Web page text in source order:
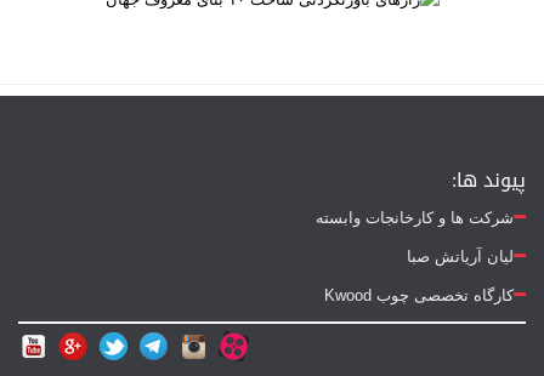
پیوند ها:
شرکت ها و کارخانجات وابسته
لیان آریاتش صبا
کارگاه تخصصی چوب Kwood